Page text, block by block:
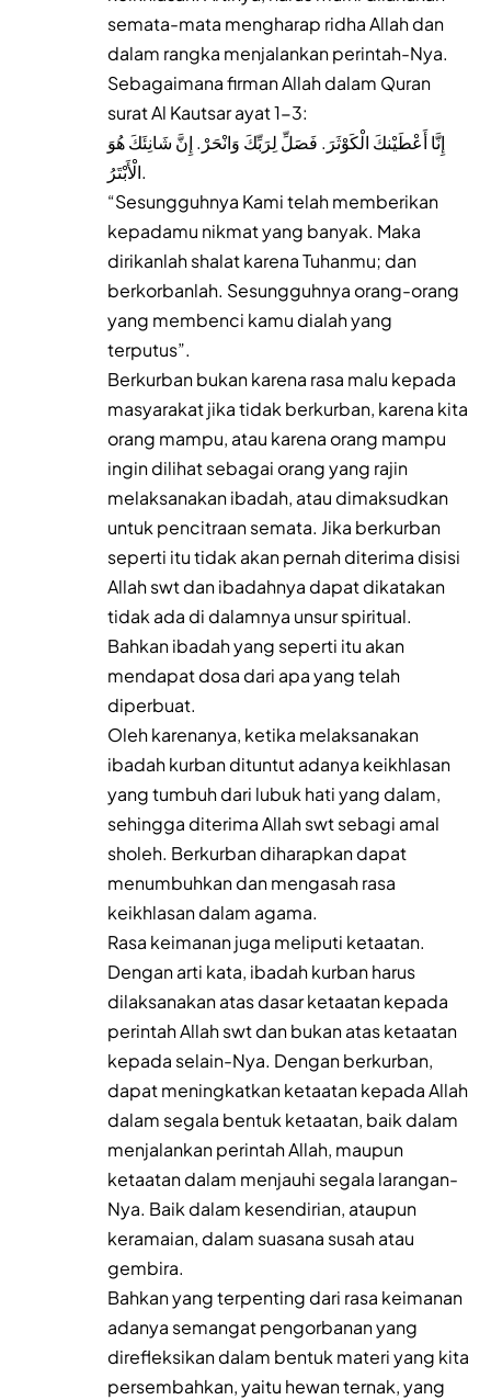
semata-mata mengharap ridha Allah dan
dalam rangka menjalankan perintah-Nya.
Sebagaimana firman Allah dalam Quran
surat Al Kautsar ayat 1-3:
إِنَّا أَعْطَيْنكَ الْكَوْثَرَ. فَصَلِّ لِرَبِّكَ وَانْحَرْ. إِنَّ شَانِئَكَ هُوَ
الْأَبْتَرُ.
“Sesungguhnya Kami telah memberikan
kepadamu nikmat yang banyak. Maka
dirikanlah shalat karena Tuhanmu; dan
berkorbanlah. Sesungguhnya orang-orang
yang membenci kamu dialah yang
terputus”.
Berkurban bukan karena rasa malu kepada
masyarakat jika tidak berkurban, karena kita
orang mampu, atau karena orang mampu
ingin dilihat sebagai orang yang rajin
melaksanakan ibadah, atau dimaksudkan
untuk pencitraan semata. Jika berkurban
seperti itu tidak akan pernah diterima disisi
Allah swt dan ibadahnya dapat dikatakan
tidak ada di dalamnya unsur spiritual.
Bahkan ibadah yang seperti itu akan
mendapat dosa dari apa yang telah
diperbuat.
Oleh karenanya, ketika melaksanakan
ibadah kurban dituntut adanya keikhlasan
yang tumbuh dari lubuk hati yang dalam,
sehingga diterima Allah swt sebagi amal
sholeh. Berkurban diharapkan dapat
menumbuhkan dan mengasah rasa
keikhlasan dalam agama.
Rasa keimanan juga meliputi ketaatan.
Dengan arti kata, ibadah kurban harus
dilaksanakan atas dasar ketaatan kepada
perintah Allah swt dan bukan atas ketaatan
kepada selain-Nya. Dengan berkurban,
dapat meningkatkan ketaatan kepada Allah
dalam segala bentuk ketaatan, baik dalam
menjalankan perintah Allah, maupun
ketaatan dalam menjauhi segala larangan-
Nya. Baik dalam kesendirian, ataupun
keramaian, dalam suasana susah atau
gembira.
Bahkan yang terpenting dari rasa keimanan
adanya semangat pengorbanan yang
direfleksikan dalam bentuk materi yang kita
persembahkan, yaitu hewan ternak, yang